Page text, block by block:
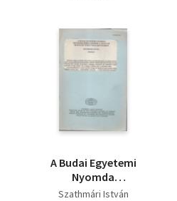
A Budai Egyetemi
Nyomda
reformkorbeli szerepe
Szathmári István